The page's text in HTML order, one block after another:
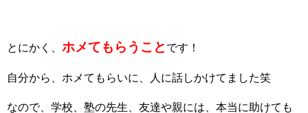
とにかく、 ホメてもらうこと です！
自分から、ホメてもらいに、人に話しかけてました笑
なので、学校、塾の先生、友達や親には、本当に助けても